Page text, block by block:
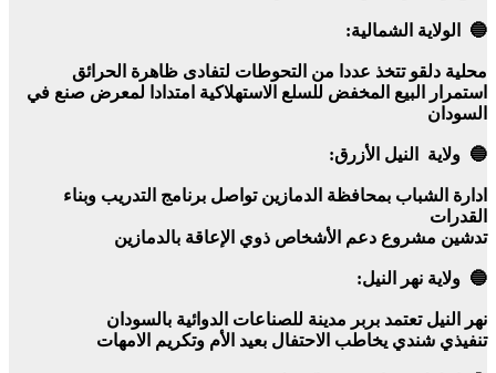
🔵 الولاية الشمالية:
محلية دلقو تتخذ عددا من التحوطات لتفادى ظاهرة الحرائق
استمرار البيع المخفض للسلع الاستهلاكية امتدادا لمعرض صنع في
السودان
🔵 ولاية النيل الأزرق:
ادارة الشباب بمحافظة الدمازين تواصل برنامج التدريب وبناء
القدرات
تدشين مشروع دعم الأشخاص ذوي الإعاقة بالدمازين
🔵 ولاية نهر النيل:
نهر النيل تعتمد بربر مدينة للصناعات الدوائية بالسودان
تنفيذي شندي يخاطب الاحتفال بعيد الأم وتكريم الامهات